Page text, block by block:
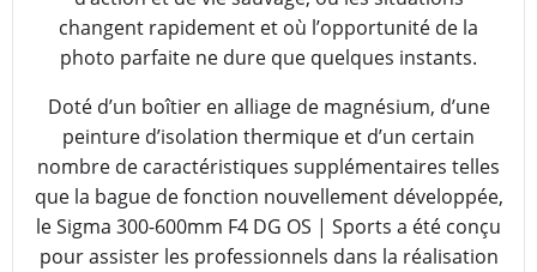
changent rapidement et où l’opportunité de la
photo parfaite ne dure que quelques instants.
Doté d’un boîtier en alliage de magnésium, d’une
peinture d’isolation thermique et d’un certain
nombre de caractéristiques supplémentaires telles
que la bague de fonction nouvellement développée,
le Sigma 300-600mm F4 DG OS | Sports a été conçu
pour assister les professionnels dans la réalisation